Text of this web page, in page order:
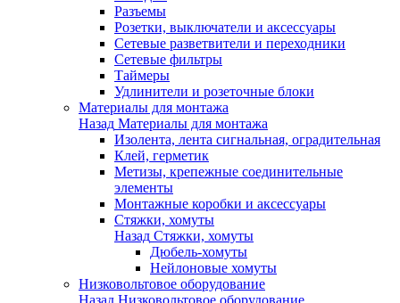
Разъемы
Розетки, выключатели и аксессуары
Сетевые разветвители и переходники
Сетевые фильтры
Таймеры
Удлинители и розеточные блоки
Материалы для монтажа
Назад Материалы для монтажа
Изолента, лента сигнальная, оградительная
Клей, герметик
Метизы, крепежные соединительные
элементы
Монтажные коробки и аксессуары
Стяжки, хомуты
Назад Стяжки, хомуты
Дюбель-хомуты
Нейлоновые хомуты
Низковольтовое оборудование
Назад Низковольтовое оборудование